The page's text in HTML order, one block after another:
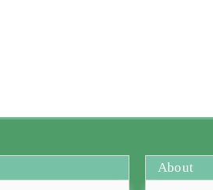
About